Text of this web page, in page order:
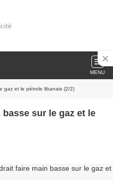
MENU
gaz et le pétrole libanais (2/2)
sur le gaz et le